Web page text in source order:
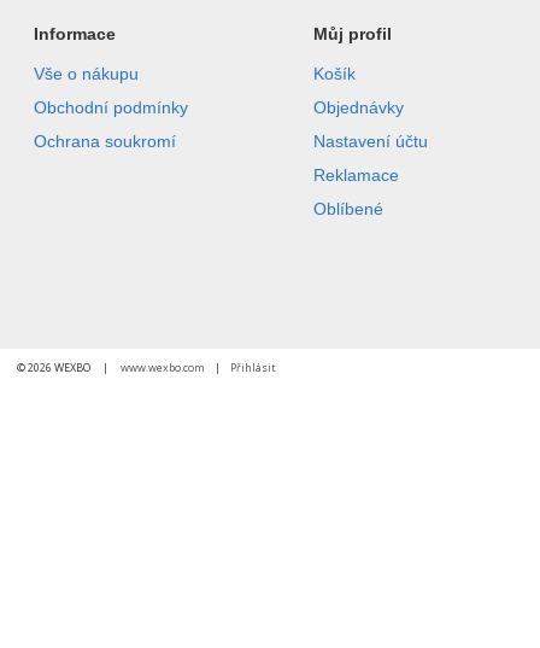
Informace
Vše o nákupu
Obchodní podmínky
Ochrana soukromí
Můj profil
Košík
Objednávky
Nastavení účtu
Reklamace
Oblíbené
© 2026 WEXBO | www.wexbo.com | Přihlásit